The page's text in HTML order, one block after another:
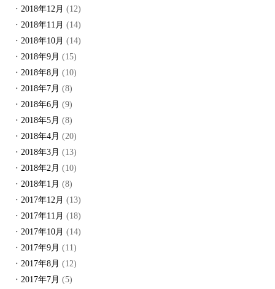
2018年12月 (12)
2018年11月 (14)
2018年10月 (14)
2018年9月 (15)
2018年8月 (10)
2018年7月 (8)
2018年6月 (9)
2018年5月 (8)
2018年4月 (20)
2018年3月 (13)
2018年2月 (10)
2018年1月 (8)
2017年12月 (13)
2017年11月 (18)
2017年10月 (14)
2017年9月 (11)
2017年8月 (12)
2017年7月 (5)